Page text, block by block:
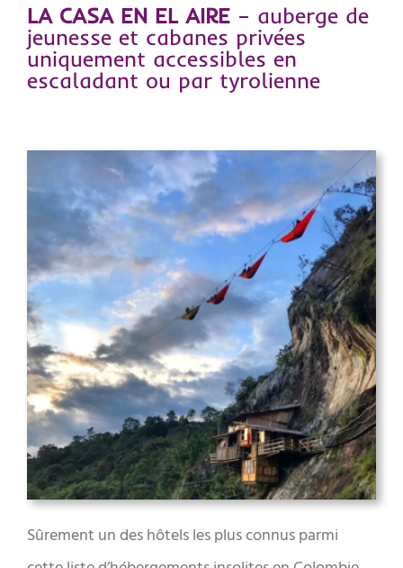
LA CASA EN EL AIRE – auberge de
jeunesse et cabanes privées
uniquement accessibles en
escaladant ou par tyrolienne
Sûrement un des hôtels les plus connus parmi